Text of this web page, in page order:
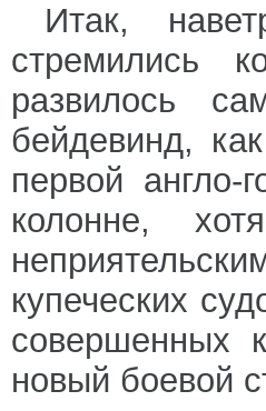
Итак,
стремились
развилось
бейдевинд,
первой англо-
колонне,
купеческих
совершенных
новый боевой